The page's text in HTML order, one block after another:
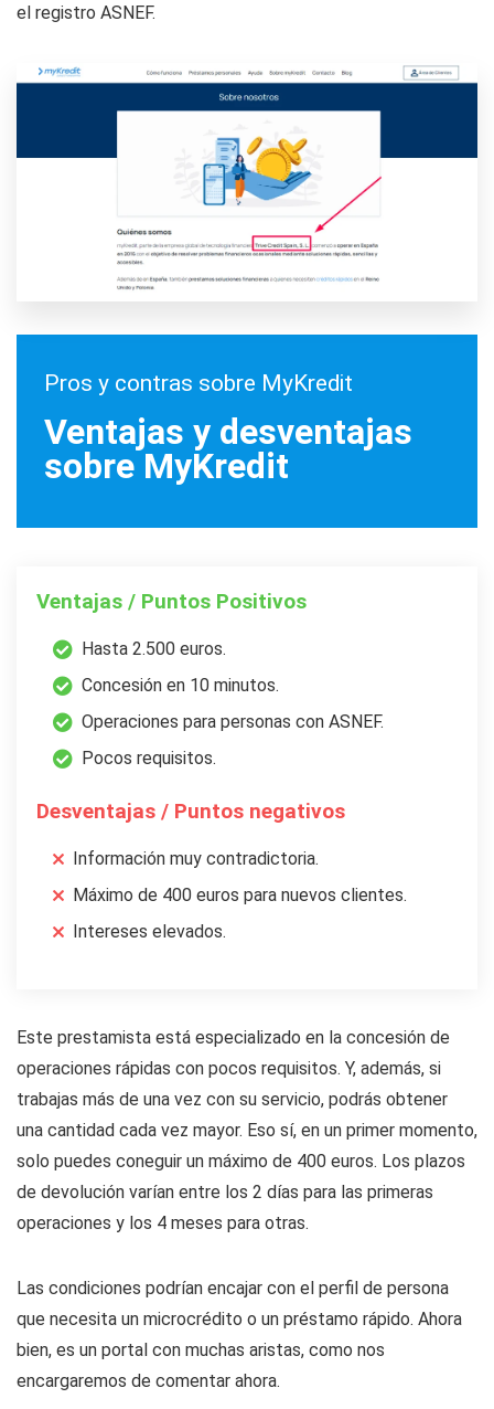
el registro ASNEF.
Pros y contras sobre MyKredit
Ventajas y desventajas
sobre MyKredit
Ventajas / Puntos Positivos
Hasta 2.500 euros.
Concesión en 10 minutos.
Operaciones para personas con ASNEF.
Pocos requisitos.
Desventajas / Puntos negativos
Información muy contradictoria.
Máximo de 400 euros para nuevos clientes.
Intereses elevados.
Este prestamista está especializado en la concesión de
operaciones rápidas con pocos requisitos. Y, además, si
trabajas más de una vez con su servicio, podrás obtener
una cantidad cada vez mayor. Eso sí, en un primer momento,
solo puedes coneguir un máximo de 400 euros. Los plazos
de devolución varían entre los 2 días para las primeras
operaciones y los 4 meses para otras.
Las condiciones podrían encajar con el perfil de persona
que necesita un microcrédito o un préstamo rápido. Ahora
bien, es un portal con muchas aristas, como nos
encargaremos de comentar ahora.